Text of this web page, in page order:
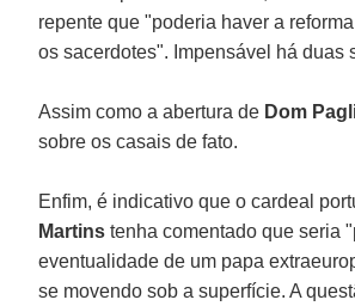
repente que "poderia haver a
os sacerdotes". Impensável há duas
Assim como a abertura de Dom
sobre os casais de fato.
Enfim, é indicativo que o cardeal
Martinstenha comentado que seria
eventualidade de um papa
se movendo sob a superfície. A